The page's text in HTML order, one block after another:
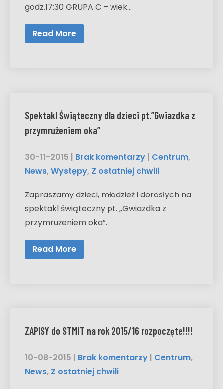
godz.17:30 GRUPA C – wiek…
Read More
Spektakl Świąteczny dla dzieci pt.”Gwiazdka z
przymrużeniem oka”
30-11-2015 | Brak komentarzy | Centrum,
News,Występy, Z ostatniej chwili
Zapraszamy dzieci, młodzież i dorosłych na
spektakl świąteczny pt. „Gwiazdka z
przymrużeniem oka”.
Read More
ZAPISY do STMiT na rok 2015/16 rozpoczęte!!!!
10-08-2015 | Brak komentarzy | Centrum,
News, Z ostatniej chwili